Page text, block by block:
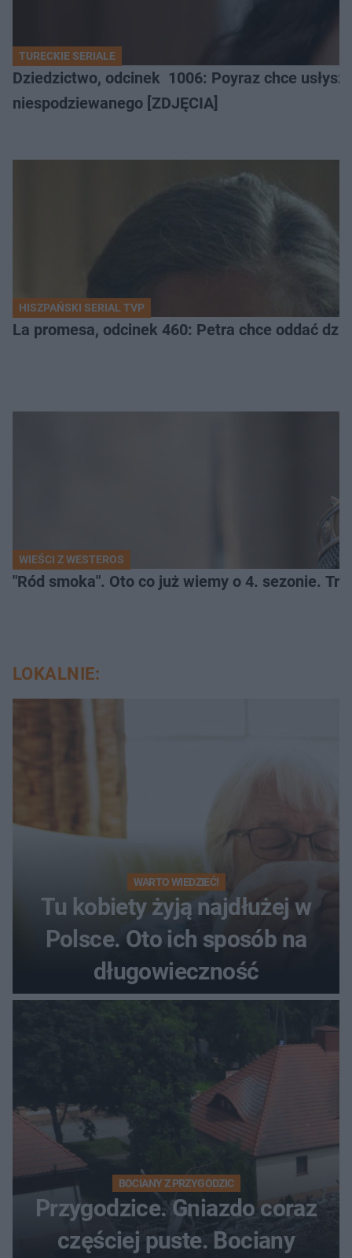
TURECKIE SERIALE
Dziedzictwo, odcinek 1006: Poyraz chce
niespodziewanego [ZDJĘCIA]
HISZPAŃSKI SERIAL TVP
La promesa, odcinek 460: Petra chce oddać
WIEŚCI Z WESTEROS
"Ród smoka". Oto co już wiemy o 4. sezonie.
LOKALNIE:
WARTO WIEDZIEĆ!
Tu kobiety żyją najdłużej w
Polsce. Oto ich sposób na
długowieczność
BOCIANY Z PRZYGODZIC
Przygodzice. Gniazdo coraz
częściej puste. Bociany